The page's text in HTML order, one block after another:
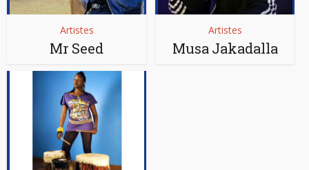
Artistes
Mr Seed
Artistes
Musa Jakadalla